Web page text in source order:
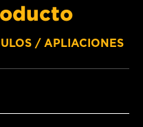
/ APLIACIONES